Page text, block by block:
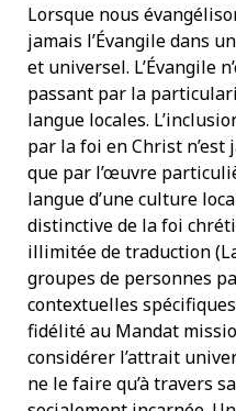
Lorsque nous
jamais l’Évangile dans
et universel. L’Évangile
passant par la
langue locales.
par la foi en Christ
que par l’œuvre
langue d’une culture
distinctive de la foi
illimitée de traduction
groupes de personnes
contextuelles
fidélité au Mandat
considérer l’attrait
ne le faire qu’à travers